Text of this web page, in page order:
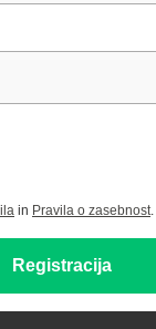
in Pravila o zasebnost.
Registracija